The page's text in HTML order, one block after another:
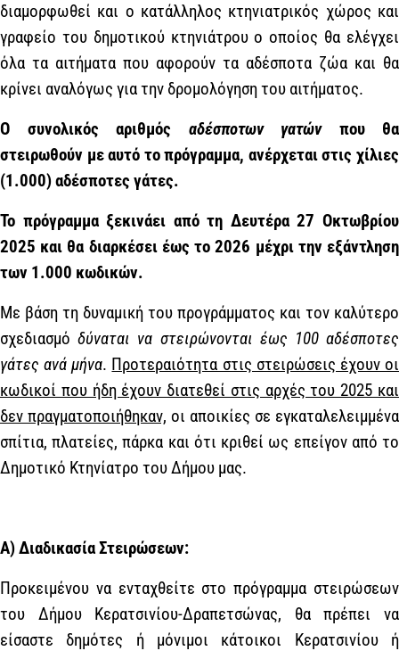
διαμορφωθεί και ο κατάλληλος κτηνιατρικός χώρος και
γραφείο του δημοτικού κτηνιάτρου ο οποίος θα ελέγχει
όλα τα αιτήματα που αφορούν τα αδέσποτα ζώα και θα
κρίνει αναλόγως για την δρομολόγηση του αιτήματος.
Ο συνολικός αριθμός αδέσποτων γατώνπου θα
στειρωθούν με αυτό το πρόγραμμα, ανέρχεται στις χίλιες
(1.000) αδέσποτες γάτες.
Το πρόγραμμα ξεκινάει από τη Δευτέρα 27 Οκτωβρίου
2025 και θα διαρκέσει έως το 2026 μέχρι την εξάντληση
των 1.000 κωδικών.
Με βάση τη δυναμική του προγράμματος και τον καλύτερο
σχεδιασμόδύναται να στειρώνονται έως 100 αδέσποτες
γάτες ανά μήνα. Προτεραιότητα στις στειρώσεις έχουν οι
κωδικοί που ήδη έχουν διατεθεί στις αρχές του 2025 και
δεν πραγματοποιήθηκαν, οι αποικίες σε εγκαταλελειμμένα
σπίτια, πλατείες, πάρκα και ότι κριθεί ως επείγον από το
Δημοτικό Κτηνίατρο του Δήμου μας.
Α) Διαδικασία Στειρώσεων:
Προκειμένου να ενταχθείτε στο πρόγραμμα στειρώσεων
του Δήμου Κερατσινίου-Δραπετσώνας, θα πρέπει να
είσαστε δημότες ή μόνιμοι κάτοικοι Κερατσινίου ή